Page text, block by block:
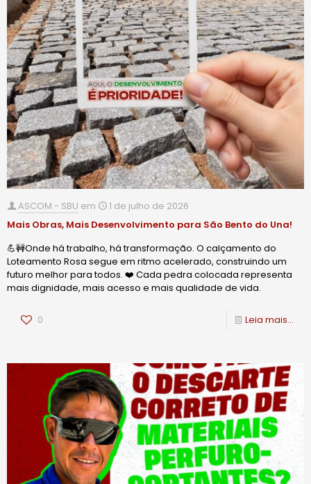
ASCOM - SBU em
1 de julho de 2026
Mais Obras, Mais Desenvolvimento para São Bento do Una!
💪🚧Onde há trabalho, há transformação. O calçamento do
Loteamento Rosa segue em ritmo acelerado, construindo um
futuro melhor para todos. ❤️ Cada pedra colocada representa
mais dignidade, mais acesso e mais qualidade de vida.
0 Leia mais...